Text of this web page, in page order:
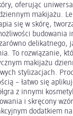
oferując
makijażu.
się w skórę,
budowania
delikatnego,
To rozwiązanie,
makijażu
stylizacjach.
– łatwo się
z innymi
i skręcony
dodatkiem